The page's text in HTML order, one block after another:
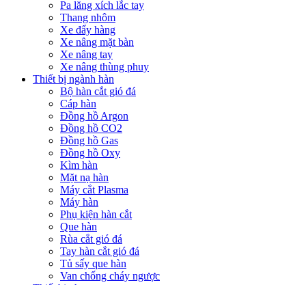
Pa lăng xích lắc tay
Thang nhôm
Xe đẩy hàng
Xe nâng mặt bàn
Xe nâng tay
Xe nâng thùng phuy
Thiết bị ngành hàn
Bộ hàn cắt gió đá
Cáp hàn
Đồng hồ Argon
Đồng hồ CO2
Đồng hồ Gas
Đồng hồ Oxy
Kìm hàn
Mặt nạ hàn
Máy cắt Plasma
Máy hàn
Phụ kiện hàn cắt
Que hàn
Rùa cắt gió đá
Tay hàn cắt gió đá
Tủ sấy que hàn
Van chống cháy ngược